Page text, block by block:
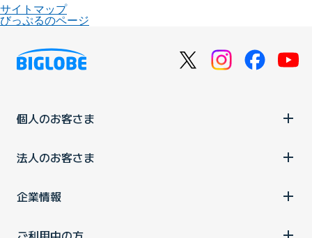
サイトマップ
びっぷるのページ
個人のお客さま
法人のお客さま
企業情報